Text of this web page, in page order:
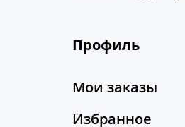
Профиль
Мои заказы
Избранное